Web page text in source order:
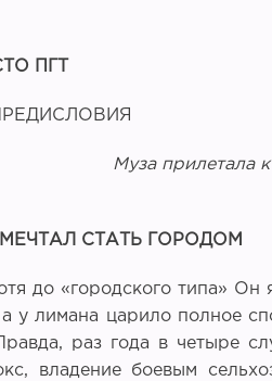
ПГТ
Муза прилетала
СТАТЬ ГОРОДОМ
до «городского типа»
лимана царило полное
раз года в четыре
владение боевым